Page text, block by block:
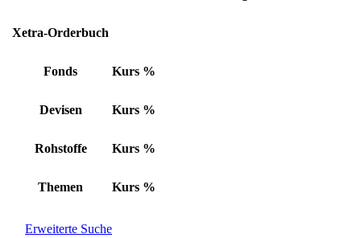
Xetra-Orderbuch
Fonds Kurs %
Devisen Kurs %
Rohstoffe Kurs %
Themen Kurs %
Erweiterte Suche